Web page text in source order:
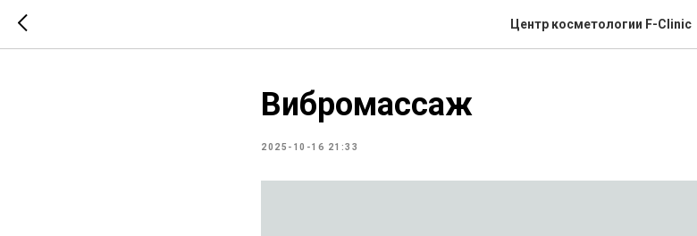
Центр косметологии F-Clinic
Вибромассаж
2025-10-16 21:33